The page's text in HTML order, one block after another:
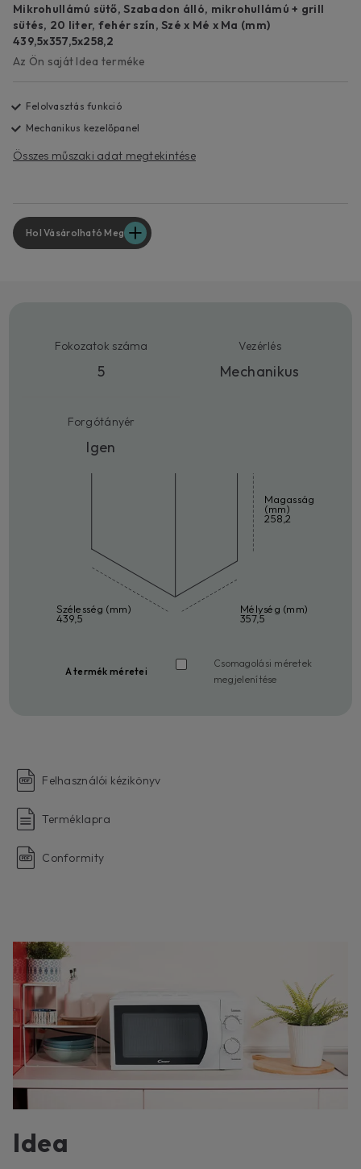
Mikrohullámú sütő, Szabadon álló, mikrohullámú + grill
sütés, 20 liter, fehér szín, Szé x Mé x Ma (mm)
439,5x357,5x258,2
Az Ön saját Idea terméke
Felolvasztás funkció
Mechanikus kezelőpanel
Összes műszaki adat megtekintése
Hol Vásárolható Meg
Fokozatok száma
5
Vezérlés
Mechanikus
Forgótányér
Igen
Magasság
(mm)
258,2
Mélység (mm)
357,5
Szélesség (mm)
439,5
A termék méretei
Csomagolási méretek
megjelenítése
Felhasználói kézikönyv
Terméklapra
Conformity
Idea